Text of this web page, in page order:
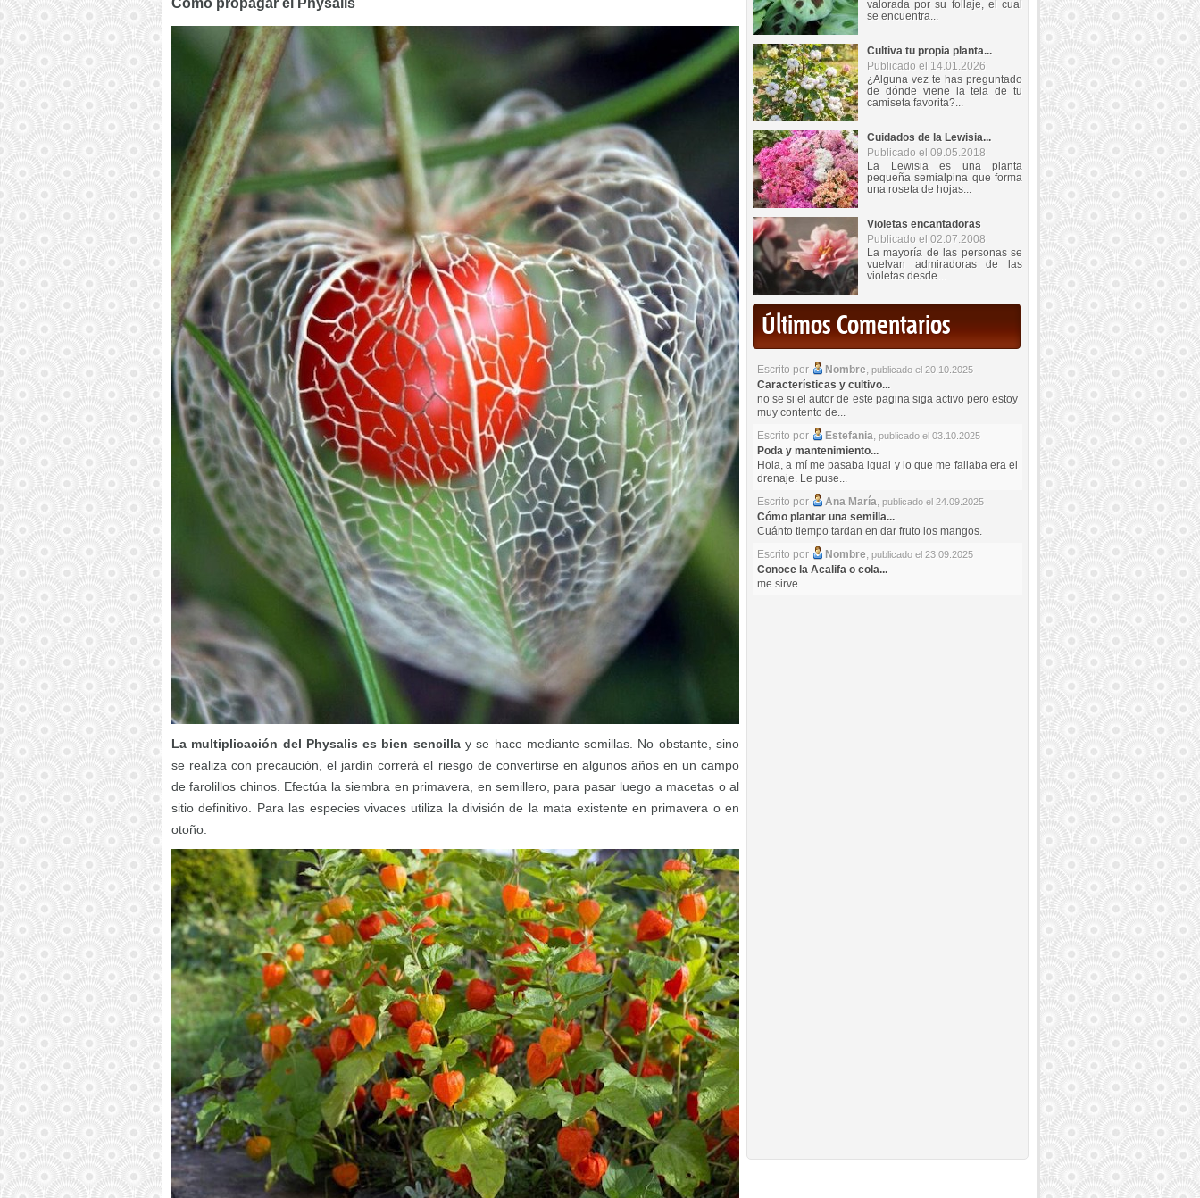
Como propagar el Physalis
La multiplicación del Physalis es bien sencilla y se hace mediante semillas. No obstante, sino
se realiza con precaución, el jardín correrá el riesgo de convertirse en algunos años en un campo
de farolillos chinos. Efectúa la siembra en primavera, en semillero, para pasar luego a macetas o al
sitio definitivo. Para las especies vivaces utiliza la división de la mata existente en primavera o en
otoño.
valorada por su follaje, el cual
se encuentra...
Cultiva tu propia planta...
Publicado el 14.01.2026
¿Alguna vez te has preguntado
de dónde viene la tela de tu
camiseta favorita?...
Cuidados de la Lewisia...
Publicado el 09.05.2018
La Lewisia es una planta
pequeña semialpina que forma
una roseta de hojas...
Violetas encantadoras
Publicado el 02.07.2008
La mayoría de las personas se
vuelvan admiradoras de las
violetas desde...
Últimos Comentarios
Escrito por Nombre, publicado el 20.10.2025
Características y cultivo...
no se si el autor de este pagina siga activo pero estoy
muy contento de...
Escrito por
Estefania, publicado el 03.10.2025
Poda y mantenimiento...
Hola, a mí me pasaba igual y lo que me fallaba era el
drenaje. Le puse...
Escrito por
Ana María, publicado el 24.09.2025
Cómo plantar una semilla...
Cuánto tiempo tardan en dar fruto los mangos.
Escrito por
Nombre, publicado el 23.09.2025
Conoce la Acalifa o cola...
me sirve